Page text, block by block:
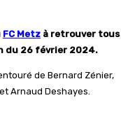
FC Metz à retrouver tous
du 26 février 2024.
de Bernard Zénier,
Arnaud Deshayes.